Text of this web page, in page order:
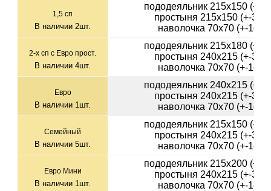
1,5 сп
В наличии 2шт.
пододеяльник 215х150 (+-
простыня 215х150 (+-
наволочка 70х70 (+-1см)
2-х сп с Евро прост.
В наличии 4шт.
пододеяльник 215х180 (+-
простыня 240х215 (+-
наволочка 70х70 (+-1см)
Евро
В наличии 1 шт.
пододеяльник 240х215 (+-
простыня 240х215 (+-
наволочка 70х70 (+-1см)
Семейный
В наличии 5шт.
пододеяльник 215х150 (+-
простыня 240х215 (+-
наволочка 70х70 (+-1см)
Евро Мини
В наличии 1 шт.
пододеяльник 215х200 (+-
простыня 240х215 (+-
наволочка 70х70 (+-1см)